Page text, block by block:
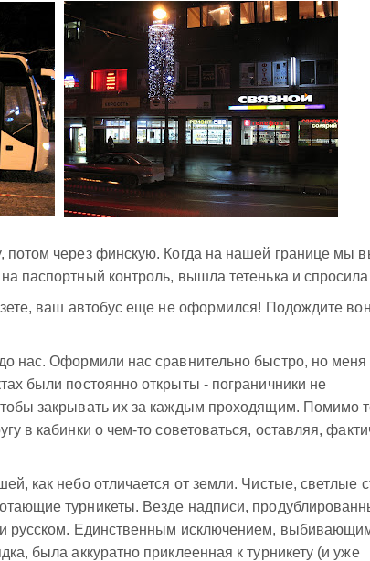
потом через финскую. Когда на нашей границе мы
паспортный контроль, вышла тетенька и
ваш автобус еще не оформился! Подождите
нас. Оформили нас сравнительно быстро, но меня
были постоянно открыты - пограничники не
закрывать их за каждым проходящим. Помимо
в кабинки о чем-то советоваться, оставляя,
как небо отличается от земли. Чистые, светлые
турникеты. Везде надписи,
русском. Единственным исключением,
была аккуратно приклеенная к турникету (и уже